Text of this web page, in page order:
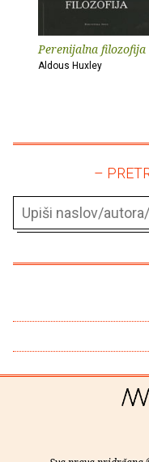
Perenijalna filozofija
Aldous Huxley
–